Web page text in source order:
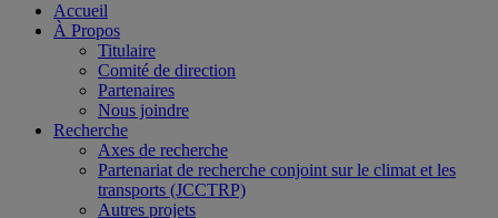
Accueil
À Propos
Titulaire
Comité de direction
Partenaires
Nous joindre
Recherche
Axes de recherche
Partenariat de recherche conjoint sur le climat et les
transports (JCCTRP)
Autres projets